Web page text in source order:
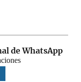
de WhatsApp